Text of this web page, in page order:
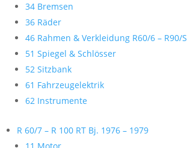
34 Bremsen
36 Räder
46 Rahmen & Verkleidung R60/6 – R90/S
51 Spiegel & Schlösser
52 Sitzbank
61 Fahrzeugelektrik
62 Instrumente
R 60/7 – R 100 RT Bj. 1976 – 1979